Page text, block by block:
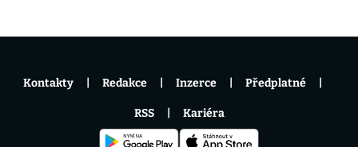
Kontakty Redakce Inzerce Předplatné
RSS Kariéra